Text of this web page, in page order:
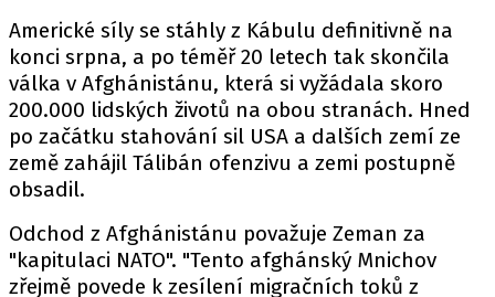
Americké síly se stáhly z Kábulu definitivně na
konci srpna, a po téměř 20 letech tak skončila
válka v Afghánistánu, která si vyžádala skoro
200.000 lidských životů na obou stranách. Hned
po začátku stahování sil USA a dalších zemí ze
země zahájil Tálibán ofenzivu a zemi postupně
obsadil.
Odchod z Afghánistánu považuje Zeman za
"kapitulaci NATO". "Tento afghánský Mnichov
zřejmě povede k zesílení migračních toků z